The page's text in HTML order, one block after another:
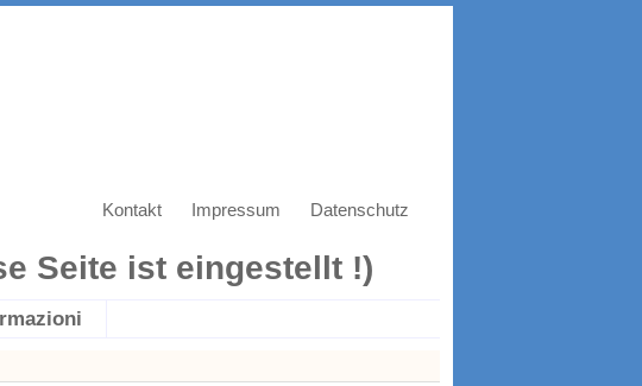
Kontakt Impressum Datenschutz
Seite ist eingestellt !)